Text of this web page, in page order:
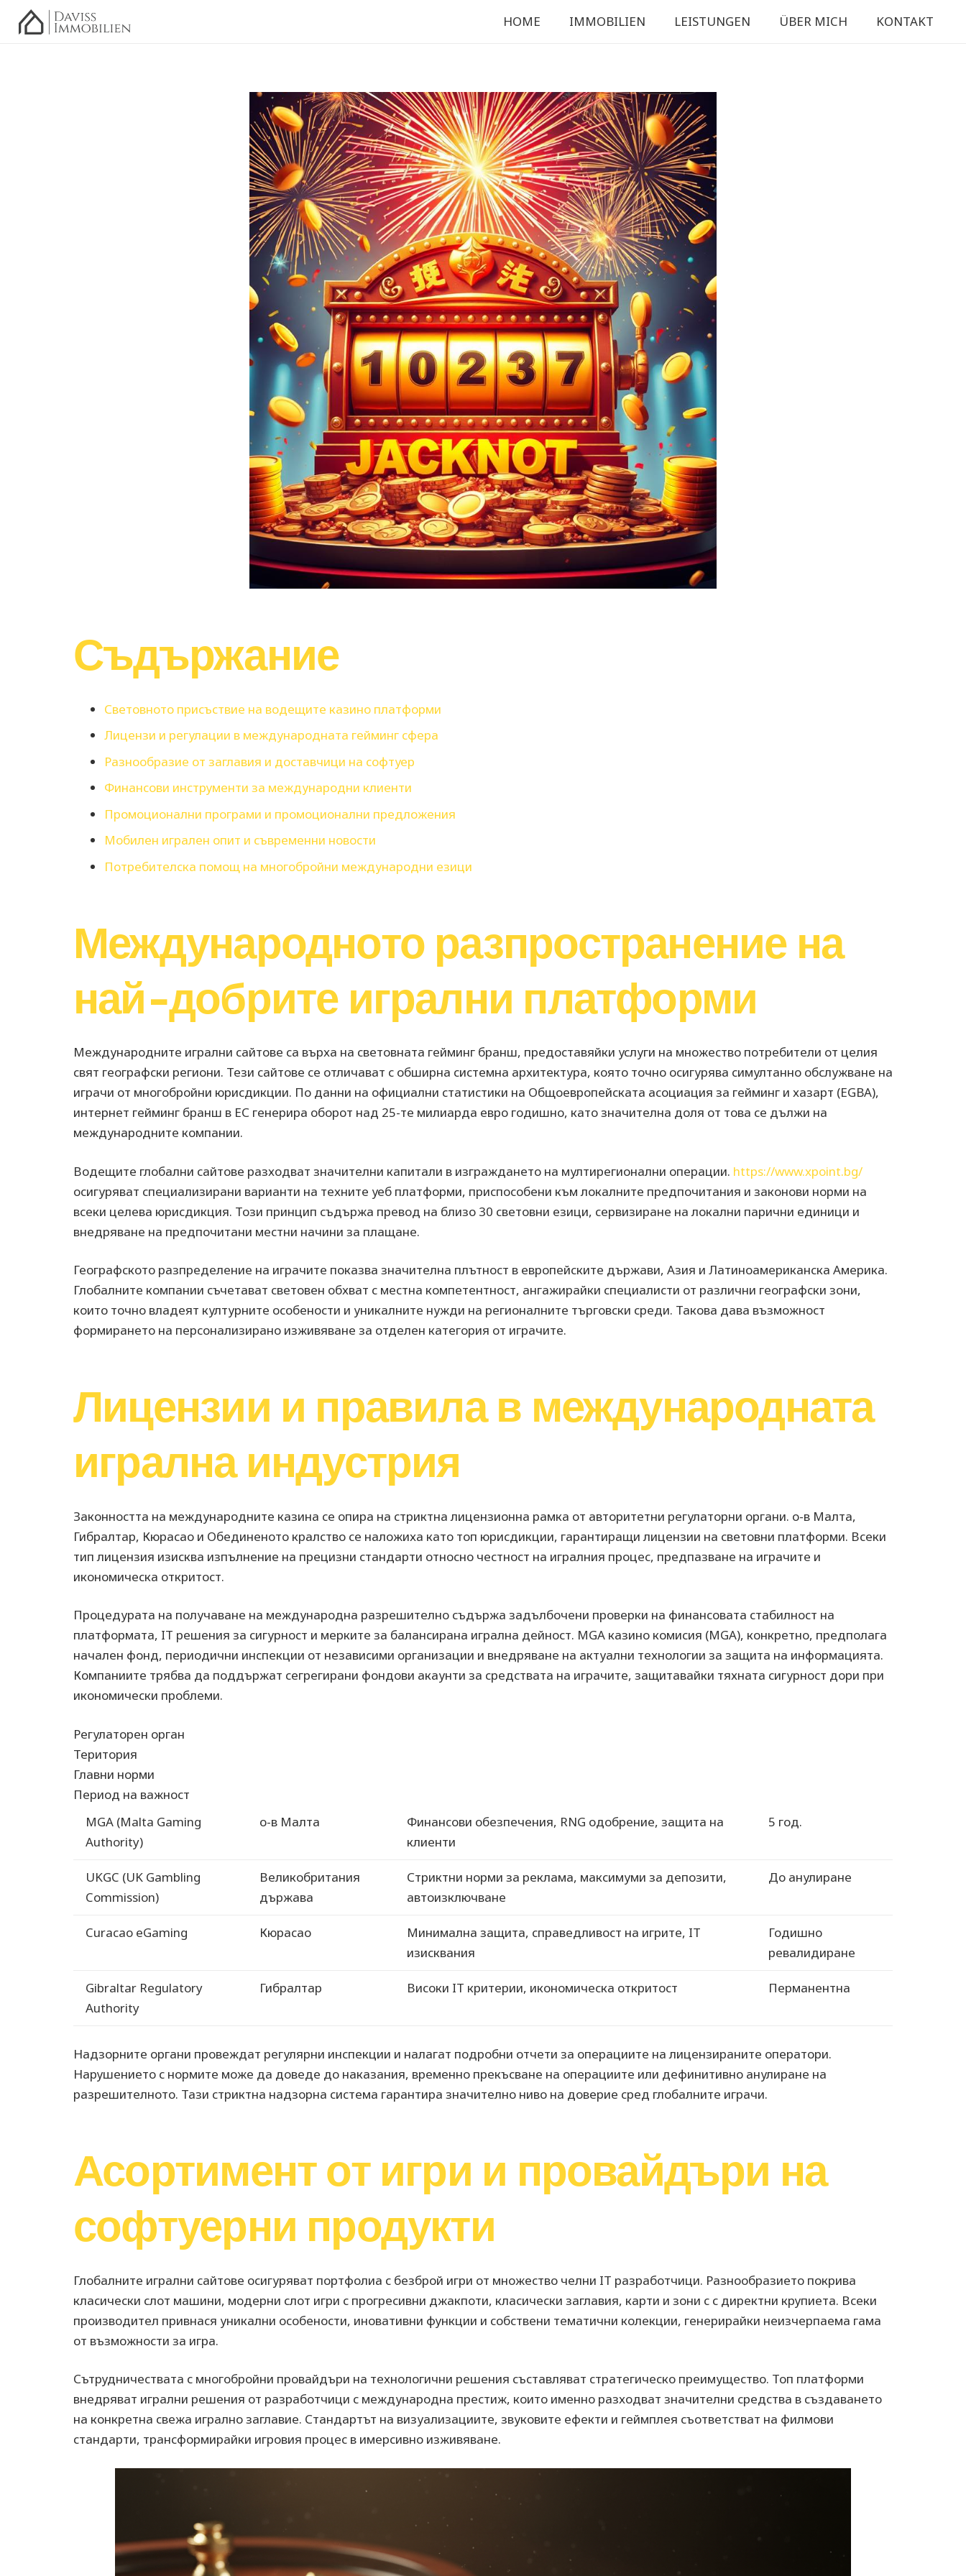
HOME IMMOBILIEN LEISTUNGEN ÜBER MICH KONTAKT
Съдържание
Световното присъствие на водещите казино платформи
Лицензи и регулации в международната гейминг сфера
Разнообразие от заглавия и доставчици на софтуер
Финансови инструменти за международни клиенти
Промоционални програми и промоционални предложения
Мобилен игрален опит и съвременни новости
Потребителска помощ на многобройни международни езици
Международното разпространение на
най-добрите игрални платформи
Международните игрални сайтове са върха на световната гейминг бранш, предоставяйки услуги на множество потребители от целия
свят географски региони. Тези сайтове се отличават с обширна системна архитектура, която точно осигурява симултанно обслужване на
играчи от многобройни юрисдикции. По данни на официални статистики на Общоевропейската асоциация за гейминг и хазарт (EGBA),
интернет гейминг бранш в ЕС генерира оборот над 25-те милиарда евро годишно, като значителна доля от това се дължи на
международните компании.
Водещите глобални сайтове разходват значителни капитали в изграждането на мултирегионални операции. https://www.xpoint.bg/
осигуряват специализирани варианти на техните уеб платформи, приспособени към локалните предпочитания и законови норми на
всеки целева юрисдикция. Този принцип съдържа превод на близо 30 световни езици, сервизиране на локални парични единици и
внедряване на предпочитани местни начини за плащане.
Географското разпределение на играчите показва значителна плътност в европейските държави, Азия и Латиноамериканска Америка.
Глобалните компании съчетават световен обхват с местна компетентност, ангажирайки специалисти от различни географски зони,
които точно владеят културните особености и уникалните нужди на регионалните търговски среди. Такова дава възможност
формирането на персонализирано изживяване за отделен категория от играчите.
Лицензии и правила в международната
игрална индустрия
Законността на международните казина се опира на стриктна лицензионна рамка от авторитетни регулаторни органи. о-в Малта,
Гибралтар, Кюрасао и Обединеното кралство се наложиха като топ юрисдикции, гарантиращи лицензии на световни платформи. Всеки
тип лицензия изисква изпълнение на прецизни стандарти относно честност на игралния процес, предпазване на играчите и
икономическа откритост.
Процедурата на получаване на международна разрешително съдържа задълбочени проверки на финансовата стабилност на
платформата, IT решения за сигурност и мерките за балансирана игрална дейност. MGA казино комисия (MGA), конкретно, предполага
начален фонд, периодични инспекции от независими организации и внедряване на актуални технологии за защита на информацията.
Компаниите трябва да поддържат сегрегирани фондови акаунти за средствата на играчите, защитавайки тяхната сигурност дори при
икономически проблеми.
Регулаторен орган
Територия
Главни норми
Период на важност
MGA (Malta Gaming
Authority)
о-в Малта
Финансови обезпечения, RNG одобрение, защита на
клиенти
5 год.
UKGC (UK Gambling
Commission)
Великобритания
държава
Стриктни норми за реклама, максимуми за депозити,
автоизключване
До анулиране
Curacao eGaming Кюрасао
Минимална защита, справедливост на игрите, IT
изисквания
Годишно
ревалидиране
Gibraltar Regulatory
Authority
Гибралтар Високи IT критерии, икономическа откритост Перманентна
Надзорните органи провеждат регулярни инспекции и налагат подробни отчети за операциите на лицензираните оператори.
Нарушението с нормите може да доведе до наказания, временно прекъсване на операциите или дефинитивно анулиране на
разрешителното. Тази стриктна надзорна система гарантира значително ниво на доверие сред глобалните играчи.
Асортимент от игри и провайдъри на
софтуерни продукти
Глобалните игрални сайтове осигуряват портфолиа с безброй игри от множество челни IT разработчици. Разнообразието покрива
класически слот машини, модерни слот игри с прогресивни джакпоти, класически заглавия, карти и зони с с директни крупиета. Всеки
производител привнася уникални особености, иновативни функции и собствени тематични колекции, генерирайки неизчерпаема гама
от възможности за игра.
Сътрудничествата с многобройни провайдъри на технологични решения съставляват стратегическо преимущество. Топ платформи
внедряват игрални решения от разработчици с международна престиж, които именно разходват значителни средства в създаването
на конкретна свежа игрално заглавие. Стандартът на визуализациите, звуковите ефекти и геймплея съответстват на филмови
стандарти, трансформирайки игровия процес в имерсивно изживяване.